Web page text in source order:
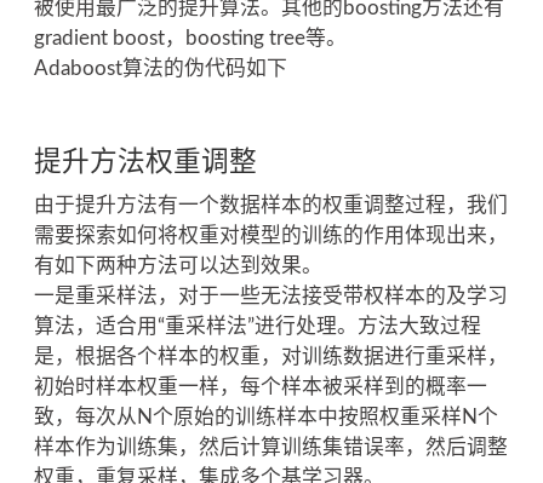
被使用最广泛的提升算法。其他的boosting方法还有
gradient boost，boosting tree等。
Adaboost算法的伪代码如下
提升方法权重调整
由于提升方法有一个数据样本的权重调整过程，我们
需要探索如何将权重对模型的训练的作用体现出来，
有如下两种方法可以达到效果。
一是重采样法，对于一些无法接受带权样本的及学习
算法，适合用“重采样法”进行处理。方法大致过程
是，根据各个样本的权重，对训练数据进行重采样，
初始时样本权重一样，每个样本被采样到的概率一
致，每次从N个原始的训练样本中按照权重采样N个
样本作为训练集，然后计算训练集错误率，然后调整
权重，重复采样，集成多个基学习器。